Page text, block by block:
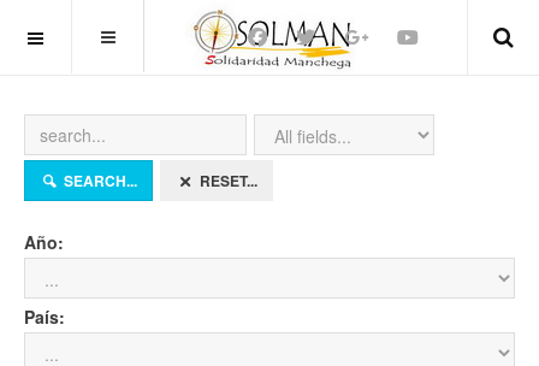
OFF CANVAS
SEARCH... RESET...
Año:
País: